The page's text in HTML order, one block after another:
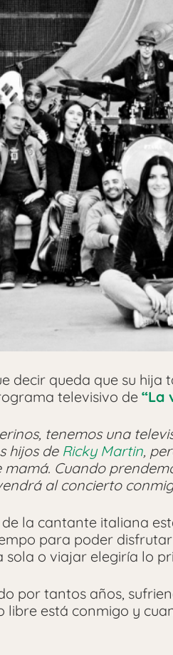
decir queda que su
televisivo de“La
tenemos una
hijos de Ricky Martin,
Cuando
al concierto
la cantante italiana
para poder
sola o viajar elegiría lo
por tantos años,
libre está conmigo y